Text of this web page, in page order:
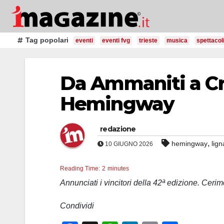
Salta
contenutoTag popolari eventi eventi fvg trieste musica spettacoli
Da Ammaniti a
Hemingway
redazione
10 GIUGNO 2026 hemingway,
Reading Time: 2 minutes
Annunciati i vincitori della 42ª edizione.
Condividi